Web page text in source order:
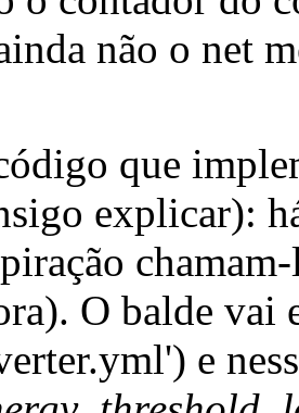
não o net
que
explicar):
O balde vai
e